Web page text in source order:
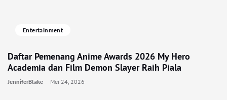
Entertainment
Daftar Pemenang Anime Awards 2026 My Hero
Academia dan Film Demon Slayer Raih Piala
JenniferBlake Mei 24, 2026